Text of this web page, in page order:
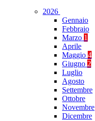
2026
Gennaio
Febbraio
Marzo 1
Aprile
Maggio 4
Giugno 2
Luglio
Agosto
Settembre
Ottobre
Novembre
Dicembre